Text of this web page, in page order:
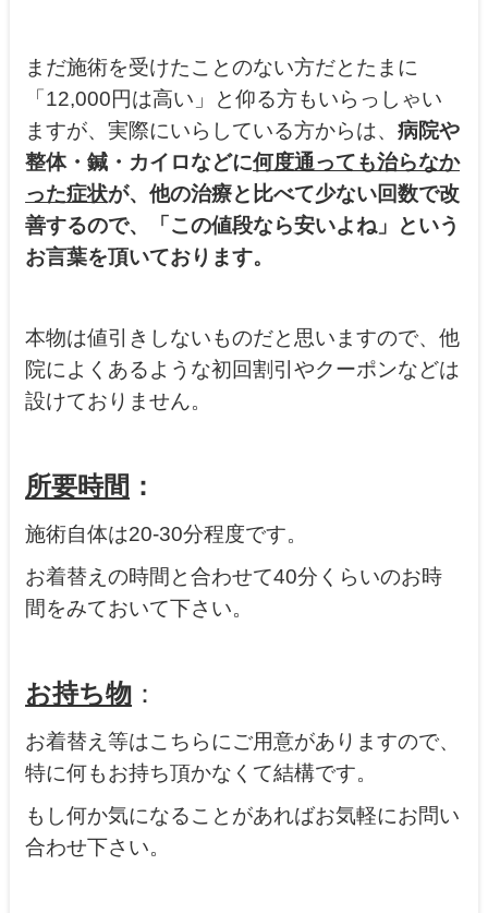
まだ施術を受けたことのない方だとたまに
「12,000円は高い」と仰る方もいらっしゃい
ますが、実際にいらしている方からは、病院や
整体・鍼・カイロなどに何度通っても治らなか
った症状が、他の治療と比べて少ない回数で改
善するので、「この値段なら安いよね」という
お言葉を頂いております。
本物は値引きしないものだと思いますので、他
院によくあるような初回割引やクーポンなどは
設けておりません。
所要時間 ：
施術自体は20-30分程度です。
お着替えの時間と合わせて40分くらいのお時
間をみておいて下さい。
お持ち物 ：
お着替え等はこちらにご用意がありますので、
特に何もお持ち頂かなくて結構です。
もし何か気になることがあればお気軽にお問い
合わせ下さい。